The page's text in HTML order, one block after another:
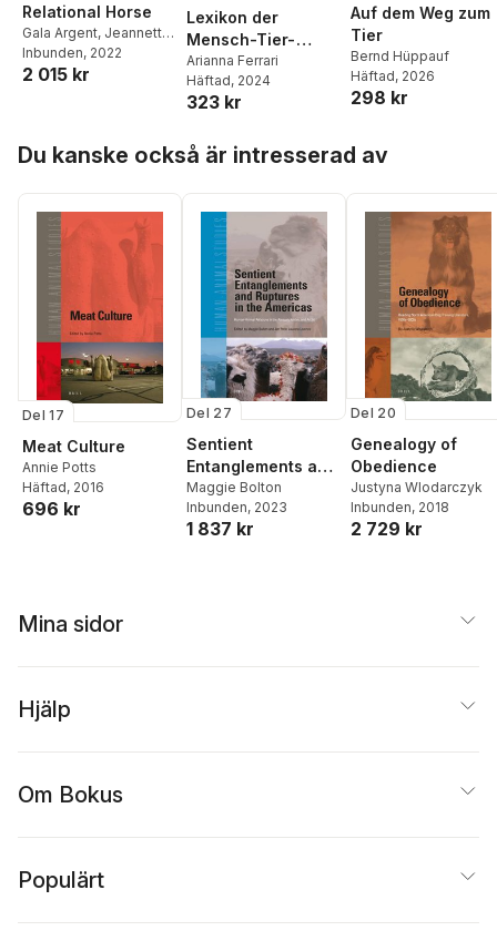
Relational Horse
Gala Argent, Jeannette
Vaught
Inbunden, 2022
2 015 kr
Lexikon der
Mensch-Tier-
Beziehungen
Arianna Ferrari
Häftad, 2024
323 kr
Auf dem Weg zum
Tier
Bernd Hüppauf
Häftad, 2026
298 kr
Du kanske också är intresserad av
Del 17
Meat Culture
Annie Potts
Häftad, 2016
696 kr
Del 27
Sentient
Entanglements and
Ruptures in the
Americas: Human-
Animal Relations in
Maggie Bolton
Inbunden, 2023
1 837 kr
Del 20
Genealogy of
Obedience
Justyna Wlodarczyk
Inbunden, 2018
2 729 kr
Mina sidor
Hjälp
Om Bokus
Populärt